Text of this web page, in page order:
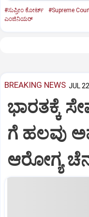
#ಸುಪ್ರೀಂ ಕೋರ್ಟ್‌ #Supreme
ಎಂಜಿನಿಯರ್‌
BREAKING NEWS JUL
ಭಾರತಕ್ಕೆ
ಗೆ ಹಲವು
ಆರೋಗ್ಯ